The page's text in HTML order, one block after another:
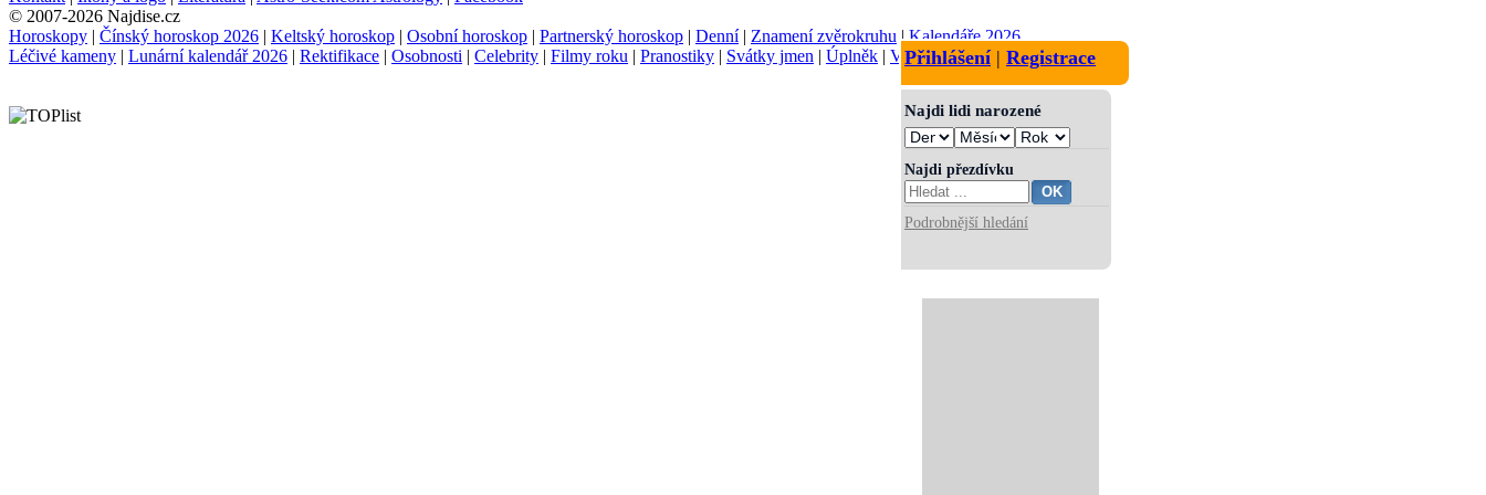
Přihlášení| Registrace
Najdi lidi narozené
Najdi přezdívku
Podrobnější hledání
© 2007-2026 Najdise.cz
Horoskopy | Čínský horoskop 2026 | Keltský horoskop | Osobní horoskop | Partnerský horoskop | Denní| Znamení zvěrokruhu | Kalendáře 2026
Léčivé kameny | Lunární kalendář 2026 | Rektifikace | Osobnosti | Celebrity | Filmy roku | Pranostiky | Svátky jmen | Úplněk | Význam jmen